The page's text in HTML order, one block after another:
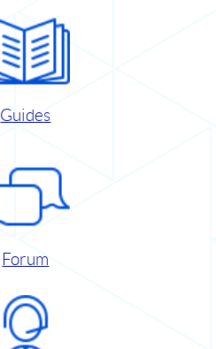
Guides
Forum